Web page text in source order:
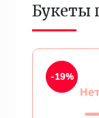
Букеты
-19%